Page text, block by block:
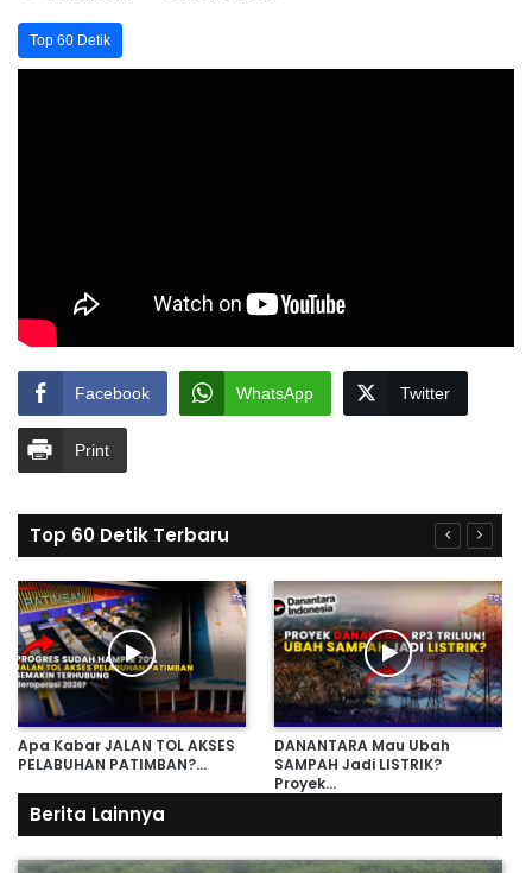
Top 60 Detik
Facebook WhatsApp Twitter
Print
Top 60 Detik Terbaru
Apa Kabar JALAN TOL AKSES
PELABUHAN PATIMBAN?…
DANANTARA Mau Ubah
SAMPAH Jadi LISTRIK?
Proyek…
Berita Lainnya